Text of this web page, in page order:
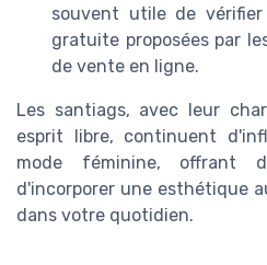
souvent utile de
gratuite proposées par
de vente en ligne.
Les santiags, avec leur
esprit libre, continuent
mode féminine, offrant
d'incorporer une esthétique
dans votre quotidien.